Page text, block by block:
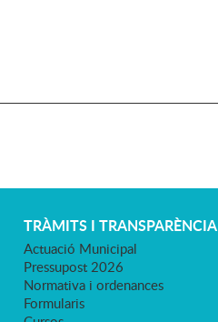
TRÀMITS I TRANSPARÈNCIA
Actuació Municipal
Pressupost 2026
Normativa i ordenances
Formularis